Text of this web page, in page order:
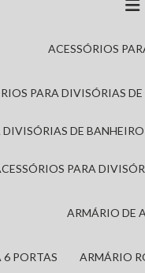
ACESSÓRIOS
PARA DIVISÓRIAS
DIVISÓRIAS DE BANHEIRO
ACESSÓRIOS PARA
ARMÁRIO DE
6 PORTAS ARMÁRIO